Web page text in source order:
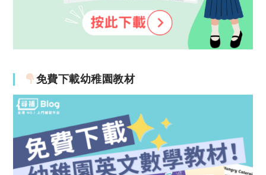
免費下載幼稚園教材